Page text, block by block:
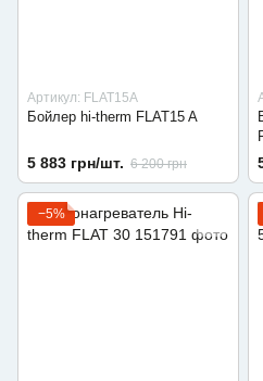
Артикул: FLAT15A
Бойлер hi-therm FLAT15 A
5 883 грн/шт. 6 200 грн
−5%